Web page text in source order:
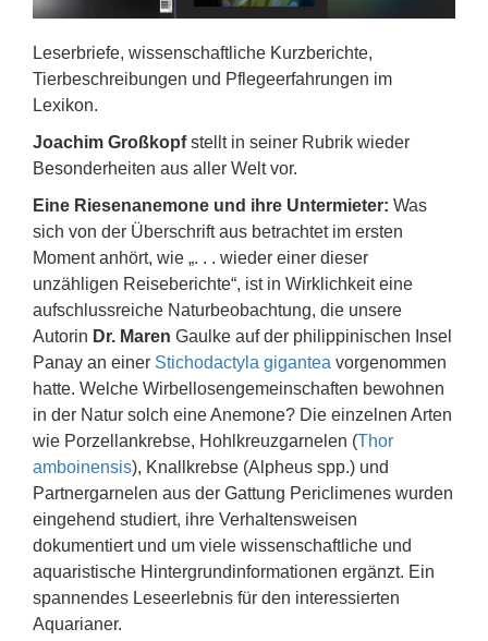
Leserbriefe, wissenschaftliche Kurzberichte,
Tierbeschreibungen und Pflegeerfahrungen im
Lexikon.
Joachim Großkopfstellt in seiner Rubrik wieder
Besonderheiten aus aller Welt vor.
Eine Riesenanemone und ihre Untermieter: Was
sich von der Überschrift aus betrachtet im ersten
Moment anhört, wie „. . . wieder einer dieser
unzähligen Reiseberichte“, ist in Wirklichkeit eine
aufschlussreiche Naturbeobachtung, die unsere
Autorin Dr. Maren Gaulke auf der philippinischen Insel
Panay an einer Stichodactyla gigantea vorgenommen
hatte. Welche Wirbellosengemeinschaften bewohnen
in der Natur solch eine Anemone? Die einzelnen Arten
wie Porzellankrebse, Hohlkreuzgarnelen (Thor
amboinensis), Knallkrebse (Alpheus spp.) und
Partnergarnelen aus der Gattung Periclimenes wurden
eingehend studiert, ihre Verhaltensweisen
dokumentiert und um viele wissenschaftliche und
aquaristische Hintergrundinformationen ergänzt. Ein
spannendes Leseerlebnis für den interessierten
Aquarianer.